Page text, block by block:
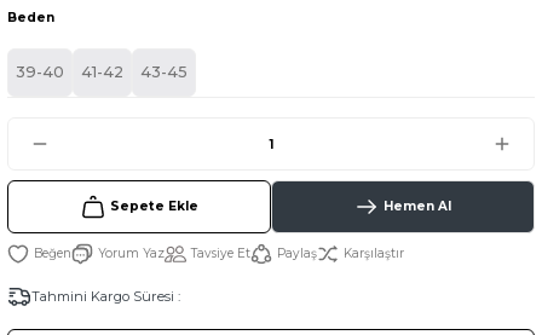
Beden
39-40 41-42 43-45
Sepete Ekle Hemen Al
Yorum Yaz Tavsiye Et Paylaş Karşılaştır
Tahmini Kargo Süresi :